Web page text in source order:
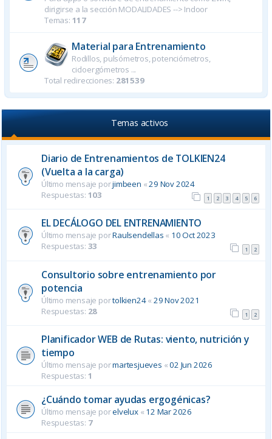
dirigirse a la sección MODALIDADES --> Indoor
Temas: 117
Material para Entrenamiento
Rodillos, pulsómetros, potenciómetros,
cicloergómetros ...
Total redirecciones: 281539
Temas activos
Diario de Entrenamientos de TOLKIEN24
(Vuelta a la carga)
Último mensaje porjimbeen «29 Nov 2024
Respuestas: 103 1 2 3 4 5 6
EL DECÁLOGO DEL ENTRENAMIENTO
Último mensaje porRaulsendellas « 10 Oct 2023
Respuestas: 33 1 2
Consultorio sobre entrenamiento por
potencia
Último mensaje portolkien24« 29 Nov 2021
Respuestas: 28 1 2
Planificador WEB de Rutas: viento, nutrición y
tiempo
Último mensaje pormartesjueves «02 Jun 2026
Respuestas: 1
¿Cuándo tomar ayudas ergogénicas?
Último mensaje porelvelux« 12 Mar 2026
Respuestas: 7